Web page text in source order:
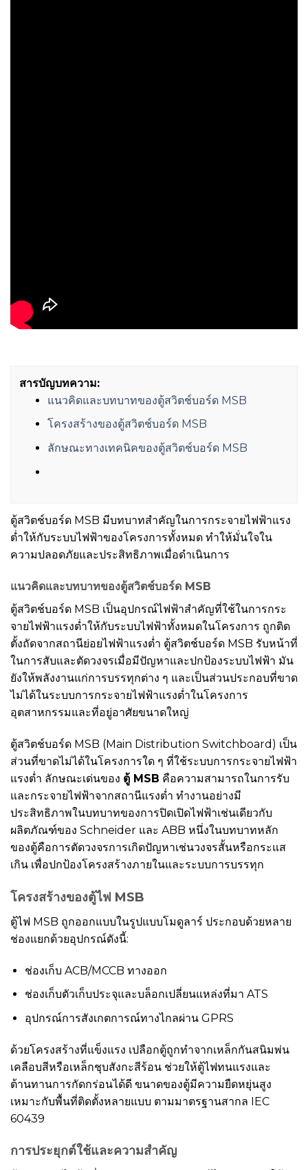
สารบัญบทความ:
แนวคิดและบทบาทของตู้สวิตช์บอร์ด MSB
โครงสร้างของตู้สวิตช์บอร์ด MSB
ลักษณะทางเทคนิคของตู้สวิตช์บอร์ด MSB
ตู้สวิตช์บอร์ด MSB มีบทบาทสำคัญในการกระจายไฟฟ้าแรง
ต่ำให้กับระบบไฟฟ้าของโครงการทั้งหมด ทำให้มั่นใจใน
ความปลอดภัยและประสิทธิภาพเมื่อดำเนินการ
แนวคิดและบทบาทของตู้สวิตช์บอร์ด MSB
ตู้สวิตช์บอร์ด MSB เป็นอุปกรณ์ไฟฟ้าสำคัญที่ใช้ในการกระ
จายไฟฟ้าแรงต่ำให้กับระบบไฟฟ้าทั้งหมดในโครงการ ถูกติด
ตั้งถัดจากสถานีย่อยไฟฟ้าแรงต่ำ ตู้สวิตช์บอร์ด MSB รับหน้าที่
ในการสับและตัดวงจรเมื่อมีปัญหาและปกป้องระบบไฟฟ้า มัน
ยังให้พลังงานแก่การบรรทุกต่าง ๆ และเป็นส่วนประกอบที่ขาด
ไม่ได้ในระบบการกระจายไฟฟ้าแรงต่ำในโครงการ
อุตสาหกรรมและที่อยู่อาศัยขนาดใหญ่
ตู้สวิตช์บอร์ด MSB (Main Distribution Switchboard) เป็น
ส่วนที่ขาดไม่ได้ในโครงการใด ๆ ที่ใช้ระบบการกระจายไฟฟ้า
แรงต่ำ ลักษณะเด่นของ ตู้ MSB คือความสามารถในการรับ
และกระจายไฟฟ้าจากสถานีแรงต่ำ ทำงานอย่างมี
ประสิทธิภาพในบทบาทของการปิดเปิดไฟฟ้าเช่นเดียวกับ
ผลิตภัณฑ์ของ Schneider และ ABB หนึ่งในบทบาทหลัก
ของตู้คือการตัดวงจรการเกิดปัญหาเช่นวงจรสั้นหรือกระแส
เกิน เพื่อปกป้องโครงสร้างภายในและระบบการบรรทุก
โครงสร้างของตู้ไฟ MSB
ตู้ไฟ MSB ถูกออกแบบในรูปแบบโมดูลาร์ ประกอบด้วยหลาย
ช่องแยกด้วยอุปกรณ์ดังนี้:
ช่องเก็บ ACB/MCCB ทางออก
ช่องเก็บตัวเก็บประจุและบล็อกเปลี่ยนแหล่งที่มา ATS
อุปกรณ์การสังเกตการณ์ทางไกลผ่าน GPRS
ด้วยโครงสร้างที่แข็งแรง เปลือกตู้ถูกทำจากเหล็กกันสนิมพ่น
เคลือบสีหรือเหล็กชุบสังกะสีร้อน ช่วยให้ตู้ไฟทนแรงและ
ต้านทานการกัดกร่อนได้ดี ขนาดของตู้มีความยืดหยุ่นสูง
เหมาะกับพื้นที่ติดตั้งหลายแบบ ตามมาตรฐานสากล IEC
60439
การประยุกต์ใช้และความสำคัญ